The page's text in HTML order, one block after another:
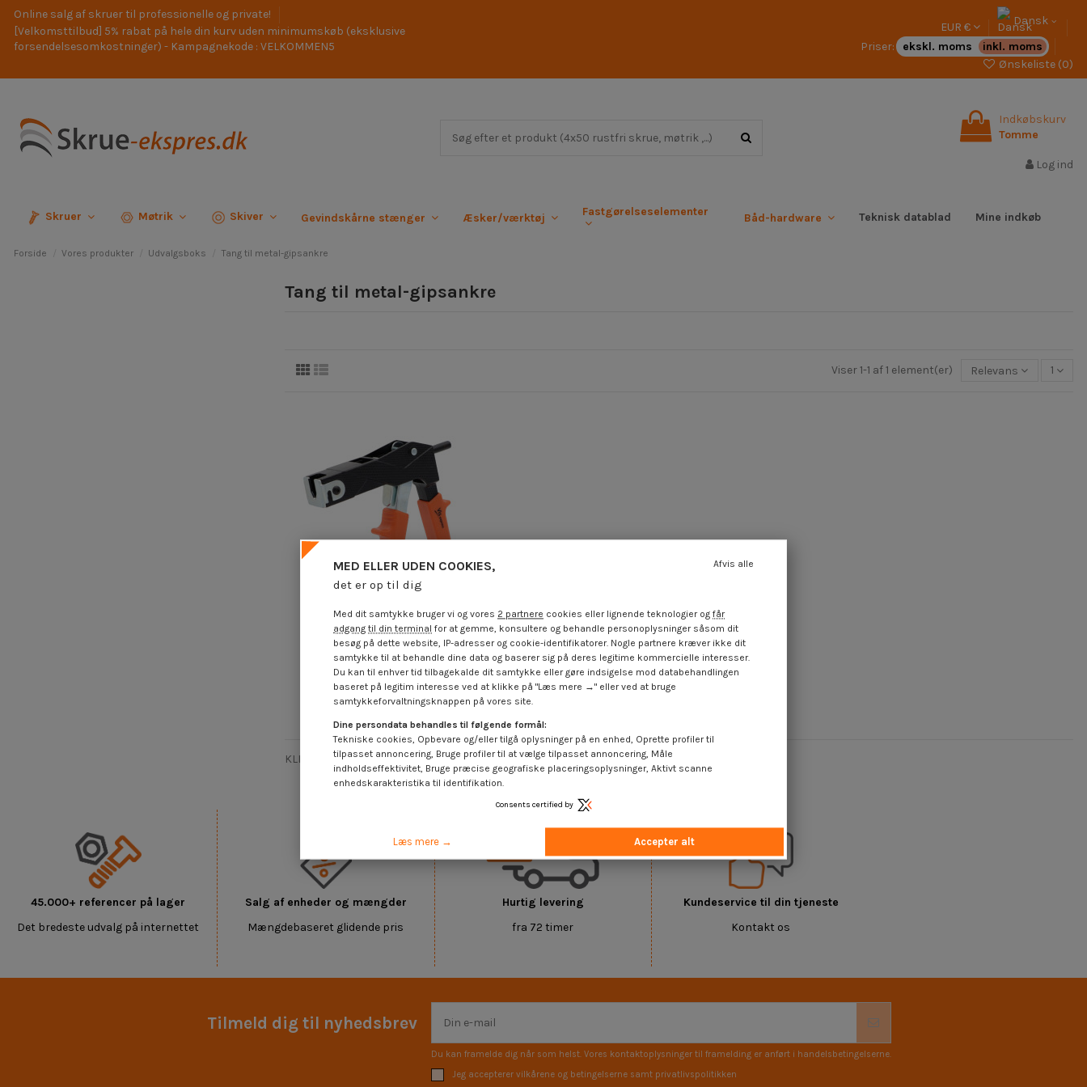
Online salg af skruer til professionelle og private!
[Velkomsttilbud] 5% rabat på hele din kurv uden minimumskøb (eksklusive
forsendelsesomkostninger) - Kampagnekode : VELKOMMEN5
EUR €
Dansk
Priser:
ekskl. moms
inkl. moms
Ønskeliste (0)
Indkøbskurv
Tomme
Log ind
Skruer Møtrik Skiver Gevindskårne stænger Æsker/værktøj Fastgørelseselementer Båd-hardware Teknisk datablad Mine indkøb
Forside Vores produkter Udvalgsboks Tang til metal-gipsankre
Tang til metal-gipsankre
Viser 1-1 af 1 element(er) Relevans 1
Klemme til fastgørelse af
metalankre i gipsplader
14,80 € inkl. moms
KLEMME LAGT Metalplug gipsplader
45.000+ referencer på lager
Det bredeste udvalg på internettet
Salg af enheder og mængder
Mængdebaseret glidende pris
Hurtig levering
fra 72 timer
Kundeservice til din tjeneste
Kontakt os
Tilmeld dig til nyhedsbrev
Du kan framelde dig når som helst. Vores kontaktoplysninger til framelding er anført i handelsbetingelserne.
Jeg accepterer vilkårene og betingelserne samt privatlivspolitikken
MED ELLER UDEN COOKIES,
det er op til dig
Afvis alle
Med dit samtykke bruger vi og vores 2 partnere cookies eller lignende teknologier og får
adgang til din terminal for at gemme, konsultere og behandle personoplysninger såsom dit
besøg på dette website, IP-adresser og cookie-identifikatorer. Nogle partnere kræver ikke dit
samtykke til at behandle dine data og baserer sig på deres legitime kommercielle interesser.
Du kan til enhver tid tilbagekalde dit samtykke eller gøre indsigelse mod databehandlingen
baseret på legitim interesse ved at klikke på "Læs mere →" eller ved at bruge
samtykkeforvaltningsknappen på vores site.
Dine persondata behandles til følgende formål:
Tekniske cookies, Opbevare og/eller tilgå oplysninger på en enhed, Oprette profiler til
tilpasset annoncering, Bruge profiler til at vælge tilpasset annoncering, Måle
indholdseffektivitet, Bruge præcise geografiske placeringsoplysninger, Aktivt scanne
enhedskarakteristika til identifikation.
Consents certified by
Læs mere → Accepter alt